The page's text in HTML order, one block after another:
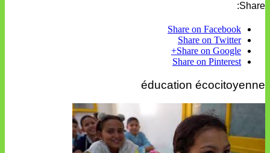
Share:
Share on Facebook
Share on Twitter
Share on Google+
Share on Pinterest
éducation écocitoyenne